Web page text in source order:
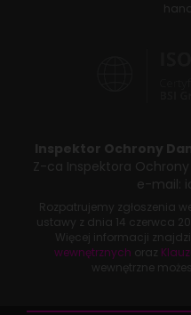
Inspektor Ochrony
Z-ca Inspektora Ochrony
e-mail:
Rozpatrujemy zgłoszenia
ustawy z dnia 14 czerwca
Więcej informacji
wewnętrznych oraz
wewnętrzne